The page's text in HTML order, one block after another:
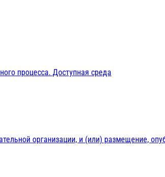
процесса. Доступная среда
организации, и (или) размещение,